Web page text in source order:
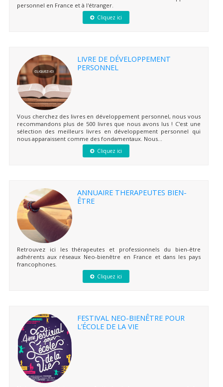
personnel en France et à l'étranger.
Cliquez ici
LIVRE DE DÉVELOPPEMENT
PERSONNEL
Vous cherchez des livres en développement personnel, nous vous
recommandons plus de 500 livres que nous avons lus ! C'est une
sélection des meilleurs livres en développement personnel qui
nous apparaissent comme des fondamentaux. Nous...
Cliquez ici
ANNUAIRE THERAPEUTES BIEN-
ÊTRE
Retrouvez ici les thérapeutes et professionnels du bien-être
adhérents aux réseaux Neo-bienêtre en France et dans les pays
francophones.
Cliquez ici
FESTIVAL NEO-BIENÊTRE POUR
L’ÉCOLE DE LA VIE